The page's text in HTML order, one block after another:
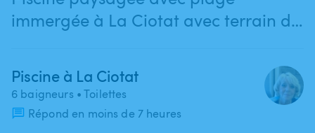
immergée à La Ciotat avec terrain de
Piscine à La Ciotat
6 baigneurs • Toilettes
Répond en moins de 7 heures